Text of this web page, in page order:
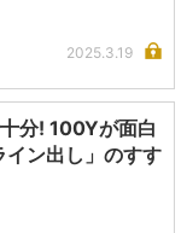
2025.3.19
分! 100Yが面白
イン出し」のすす